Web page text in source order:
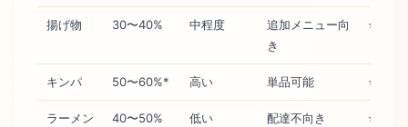
揚げ物 30〜40% 中程度
追加メニュー向
き
⭐⭐⭐
キンパ 50〜60%* 高い 単品可能 ⭐
ラーメン 40〜50% 低い 配達不向き ⭐⭐